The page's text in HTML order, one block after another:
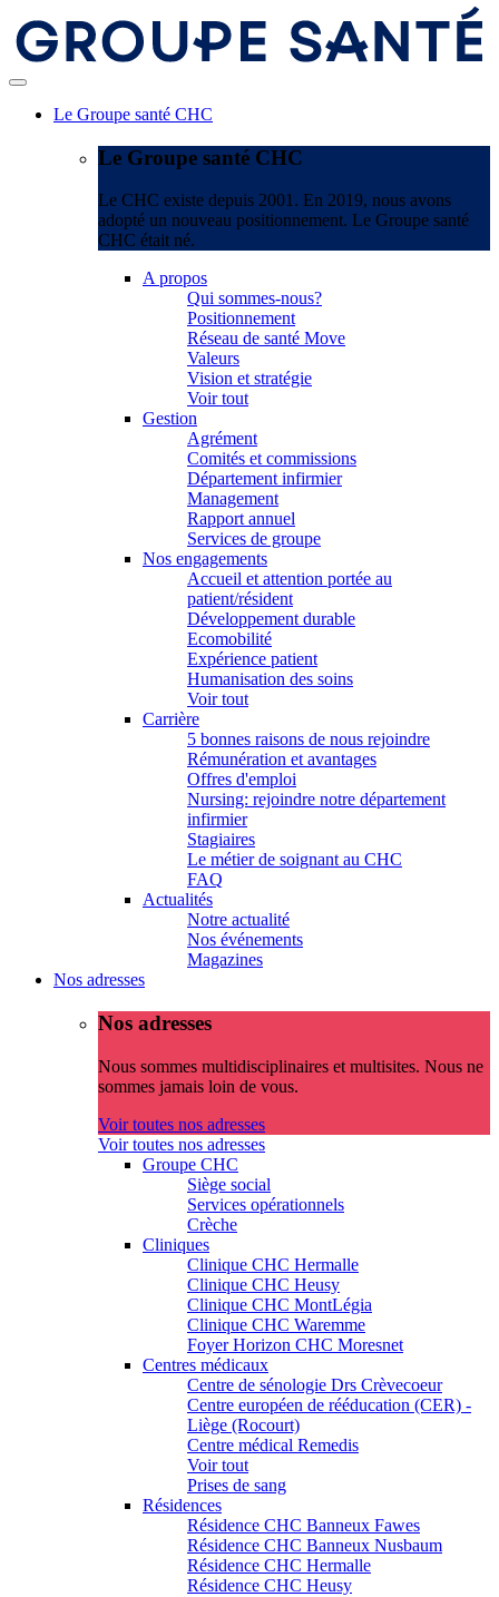
Le Groupe santé CHC
Le Groupe santé CHC
Le CHC existe depuis 2001. En 2019, nous avons
adopté un nouveau positionnement. Le Groupe santé
CHC était né.
A propos
Qui sommes-nous?
Positionnement
Réseau de santé Move
Valeurs
Vision et stratégie
Voir tout
Gestion
Agrément
Comités et commissions
Département infirmier
Management
Rapport annuel
Services de groupe
Nos engagements
Accueil et attention portée au
patient/résident
Développement durable
Ecomobilité
Expérience patient
Humanisation des soins
Voir tout
Carrière
5 bonnes raisons de nous rejoindre
Rémunération et avantages
Offres d'emploi
Nursing: rejoindre notre département
infirmier
Stagiaires
Le métier de soignant au CHC
FAQ
Actualités
Notre actualité
Nos événements
Magazines
Nos adresses
Nos adresses
Nous sommes multidisciplinaires et multisites. Nous ne
sommes jamais loin de vous.
Voir toutes nos adresses
Voir toutes nos adresses
Groupe CHC
Siège social
Services opérationnels
Crèche
Cliniques
Clinique CHC Hermalle
Clinique CHC Heusy
Clinique CHC MontLégia
Clinique CHC Waremme
Foyer Horizon CHC Moresnet
Centres médicaux
Centre de sénologie Drs Crèvecoeur
Centre européen de rééducation (CER) -
Liège (Rocourt)
Centre médical Remedis
Voir tout
Prises de sang
Résidences
Résidence CHC Banneux Fawes
Résidence CHC Banneux Nusbaum
Résidence CHC Hermalle
Résidence CHC Heusy